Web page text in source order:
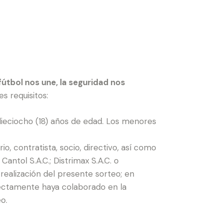
nos une, la seguridad nos
requisitos:
(18) años de edad. Los menores
contratista, socio, directivo, así como
S.A.C.; Distrimax S.A.C. o
del presente sorteo; en
haya colaborado en la